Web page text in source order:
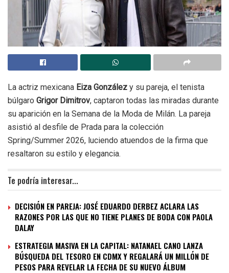
La actriz mexicana Eiza González y su pareja, el tenista
búlgaro Grigor Dimitrov, captaron todas las miradas durante
su aparición en la Semana de la Moda de Milán. La pareja
asistió al desfile de Prada para la colección
Spring/Summer 2026, luciendo atuendos de la firma que
resaltaron su estilo y elegancia.
Te podría interesar...
DECISIÓN EN PAREJA: JOSÉ EDUARDO DERBEZ ACLARA LAS
RAZONES POR LAS QUE NO TIENE PLANES DE BODA CON PAOLA
DALAY
ESTRATEGIA MASIVA EN LA CAPITAL: NATANAEL CANO LANZA
BÚSQUEDA DEL TESORO EN CDMX Y REGALARÁ UN MILLÓN DE
PESOS PARA REVELAR LA FECHA DE SU NUEVO ÁLBUM